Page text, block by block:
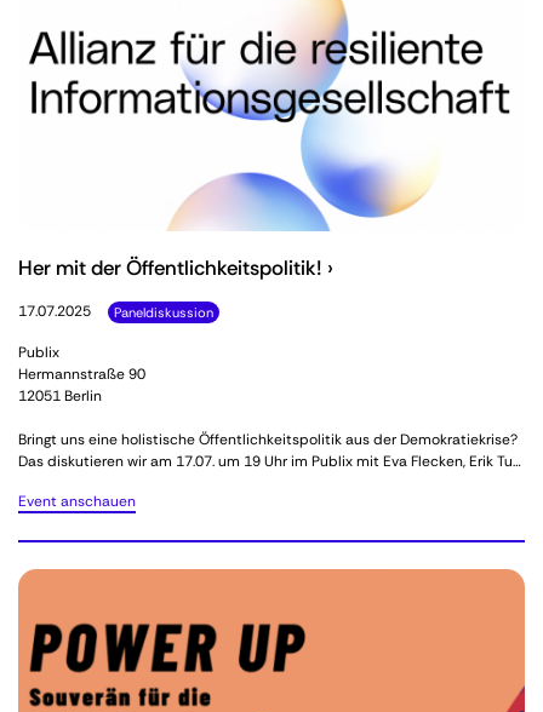
Her mit der Öffentlichkeitspolitik! ›
17.07.2025 Paneldiskussion
Publix
Hermannstraße 90
12051 Berlin
Bringt uns eine holistische Öffentlichkeitspolitik aus der Demokratiekrise?
Das diskutieren wir am 17.07. um 19 Uhr im Publix mit Eva Flecken, Erik Tu…
Event anschauen